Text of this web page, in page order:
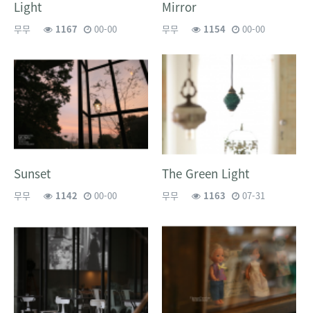
Light
무무 1167 00-00
Mirror
무무 1154 00-00
Sunset
무무 1142 00-00
The Green Light
무무 1163 07-31